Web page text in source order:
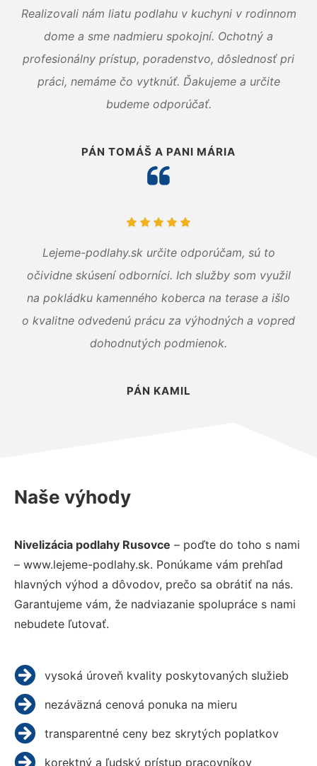
Realizovali nám liatu podlahu v kuchyni v rodinnom
dome a sme nadmieru spokojní. Ochotný a
profesionálny prístup, poradenstvo, dôslednosť pri
práci, nemáme čo vytknúť. Ďakujeme a určite
budeme odporúčať.
PÁN TOMÁŠ A PANI MÁRIA
Lejeme-podlahy.sk určite odporúčam, sú to
očividne skúsení odborníci. Ich služby som využil
na pokládku kamenného koberca na terase a išlo
o kvalitne odvedenú prácu za výhodných a vopred
dohodnutých podmienok.
PÁN KAMIL
Naše výhody
Nivelizácia podlahy Rusovce – poďte do toho s nami
– www.lejeme-podlahy.sk. Ponúkame vám prehľad
hlavných výhod a dôvodov, prečo sa obrátiť na nás.
Garantujeme vám, že nadviazanie spolupráce s nami
nebudete ľutovať.
vysoká úroveň kvality poskytovaných služieb
nezáväzná cenová ponuka na mieru
transparentné ceny bez skrytých poplatkov
korektný a ľudský prístup pracovníkov